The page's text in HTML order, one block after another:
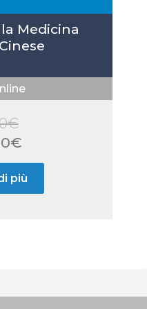
Medicina
€
€
più